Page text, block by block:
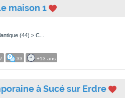
maison 1
(44) > C...
7 33 +13 ans
à Sucé sur Erdre